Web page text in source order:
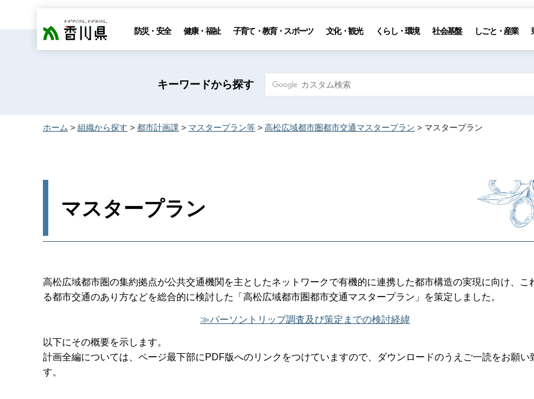
香川県 防災・安全 健康・福祉 子育て・教育・スポーツ 文化・観光 くらし・環境 社会基盤 しごと・産業
キーワードから探す
ホーム > 組織から探す > 都市計画課 > マスタープラン等 > 高松広域都市圏都市交通マスタープラン > マスタープラン
マスタープラン
高松広域都市圏の集約拠点が公共交通機関を主としたネットワークで有機的に連携した都市構造の実現に向け、こ
る都市交通のあり方などを総合的に検討した「高松広域都市圏都市交通マスタープラン」を策定しました。
≫パーソントリップ調査及び策定までの検討経緯
以下にその概要を示します。
計画全編については、ページ最下部にPDF版へのリンクをつけていますので、ダウンロードのうえご一読をお願い
す。